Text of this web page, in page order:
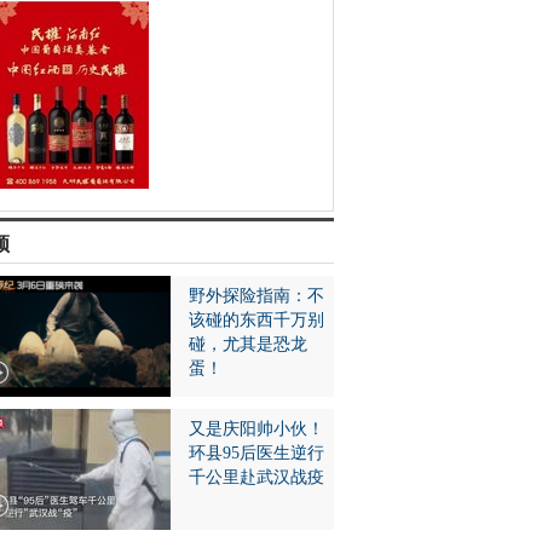
野外探险指南：不
该碰的东西千万别
碰，尤其是恐龙
蛋！
又是庆阳帅小伙！
环县95后医生逆行
千公里赴武汉战疫